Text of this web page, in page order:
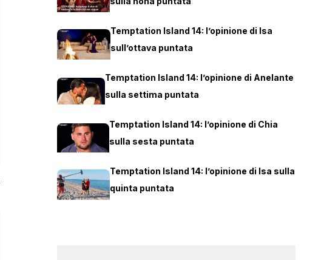
Temptation Island 14: l’opinione di Isa
sull’ottava puntata
Temptation Island 14: l’opinione di Anelante
sulla settima puntata
Temptation Island 14: l’opinione di Chia
sulla sesta puntata
Temptation Island 14: l’opinione di Isa sulla
quinta puntata